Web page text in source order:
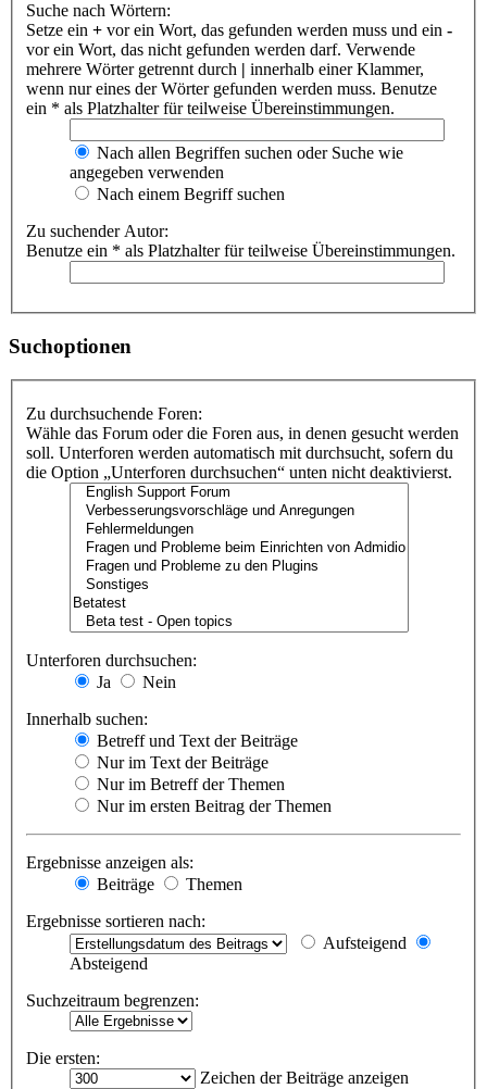
Suche nach Wörtern:
Setze ein + vor ein Wort, das gefunden werden muss und ein -
vor ein Wort, das nicht gefunden werden darf. Verwende
mehrere Wörter getrennt durch | innerhalb einer Klammer,
wenn nur eines der Wörter gefunden werden muss. Benutze
ein * als Platzhalter für teilweise Übereinstimmungen.
Nach allen Begriffen suchen oder Suche wie
angegeben verwenden
Nach einem Begriff suchen
Zu suchender Autor:
Benutze ein * als Platzhalter für teilweise Übereinstimmungen.
Suchoptionen
Zu durchsuchende Foren:
Wähle das Forum oder die Foren aus, in denen gesucht werden
soll. Unterforen werden automatisch mit durchsucht, sofern du
die Option „Unterforen durchsuchen“ unten nicht deaktivierst.
Unterforen durchsuchen:
Ja
Nein
Innerhalb suchen:
Betreff und Text der Beiträge
Nur im Text der Beiträge
Nur im Betreff der Themen
Nur im ersten Beitrag der Themen
Ergebnisse anzeigen als:
Beiträge
Themen
Ergebnisse sortieren nach:
Aufsteigend
Absteigend
Suchzeitraum begrenzen:
Die ersten:
Zeichen der Beiträge anzeigen